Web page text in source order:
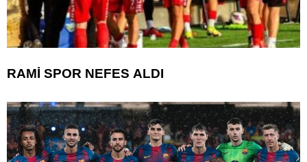
RAMİ SPOR NEFES ALDI